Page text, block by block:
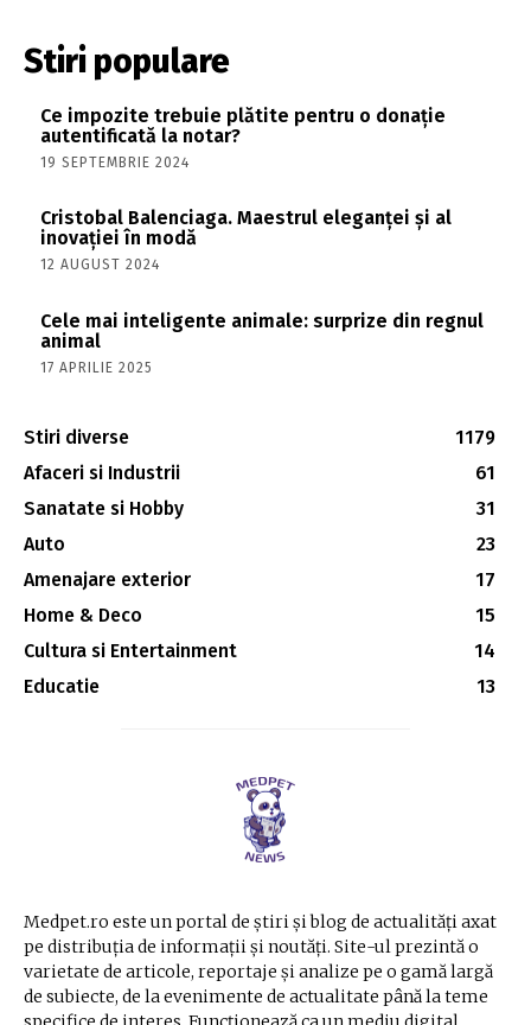
Stiri populare
Ce impozite trebuie plătite pentru o donație
autentificată la notar?
19 SEPTEMBRIE 2024
Cristobal Balenciaga. Maestrul eleganței și al
inovației în modă
12 AUGUST 2024
Cele mai inteligente animale: surprize din regnul
animal
17 APRILIE 2025
Stiri diverse
1179
Afaceri si Industrii
61
Sanatate si Hobby
31
Auto
23
Amenajare exterior
17
Home & Deco
15
Cultura si Entertainment
14
Educatie
13
Medpet.ro este un portal de știri și blog de actualități axat
pe distribuția de informații și noutăți. Site-ul prezintă o
varietate de articole, reportaje și analize pe o gamă largă
de subiecte, de la evenimente de actualitate până la teme